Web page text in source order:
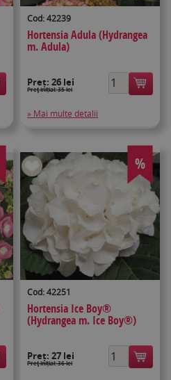
Cod: 42239
Hortensia Adula (Hydrangea
m. Adula)
Preț:26 lei
Preţ inițial: 35 lei
» Mai multe detalii
%
Cod: 42251
Hortensia Ice Boy®
(Hydrangea m. Ice Boy®)
Preț:27 lei
Preţ inițial: 36 lei